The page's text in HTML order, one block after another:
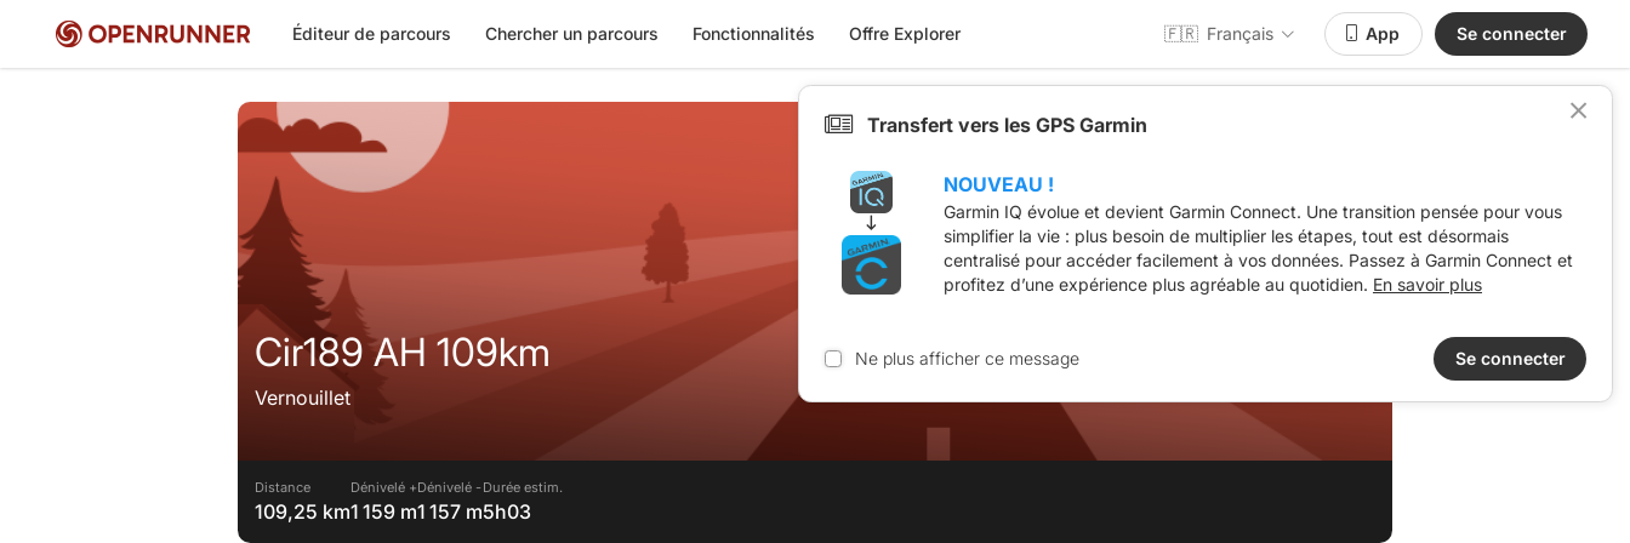
Éditeur de parcours Chercher un parcours Fonctionnalités Offre Explorer 🇫🇷 Français App Se connecter
Cir189 AH 109km
Vernouillet
Distance
109,25 km
Dénivelé +
1 159 m
Dénivelé -
1 157 m
Durée estim.
5h03
Transfert vers les GPS Garmin
NOUVEAU !
Garmin IQ évolue et devient Garmin Connect. Une transition pensée pour vous
simplifier la vie : plus besoin de multiplier les étapes, tout est désormais
centralisé pour accéder facilement à vos données. Passez à Garmin Connect et
profitez d’une expérience plus agréable au quotidien. En savoir plus
Ne plus afficher ce message Se connecter